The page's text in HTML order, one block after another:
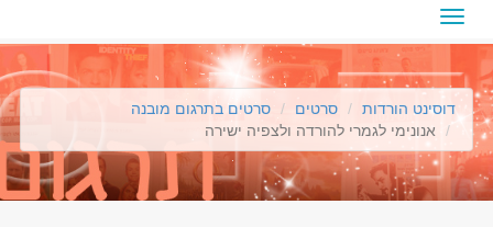
תפריט
ניווט
דוסינט הורדות סרטים
סרטים בתרגום מובנה
אנונימי לגמרי להורדה ולצפיה ישירה